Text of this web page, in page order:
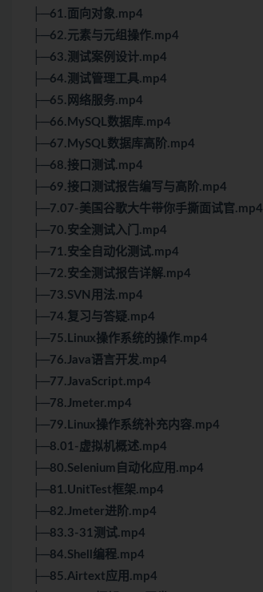
├─61.面向对象.mp4
├─62.元素与元组操作.mp4
├─63.测试案例设计.mp4
├─64.测试管理工具.mp4
├─65.网络服务.mp4
├─66.MySQL数据库.mp4
├─67.MySQL数据库高阶.mp4
├─68.接口测试.mp4
├─69.接口测试报告编写与高阶.mp4
├─7.07-美国谷歌大牛带你手撕面试官.mp4
├─70.安全测试入门.mp4
├─71.安全自动化测试.mp4
├─72.安全测试报告详解.mp4
├─73.SVN用法.mp4
├─74.复习与答疑.mp4
├─75.Linux操作系统的操作.mp4
├─76.Java语言开发.mp4
├─77.JavaScript.mp4
├─78.Jmeter.mp4
├─79.Linux操作系统补充内容.mp4
├─8.01-虚拟机概述.mp4
├─80.Selenium自动化应用.mp4
├─81.UnitTest框架.mp4
├─82.Jmeter进阶.mp4
├─83.3-31测试.mp4
├─84.Shell编程.mp4
├─85.Airtext应用.mp4